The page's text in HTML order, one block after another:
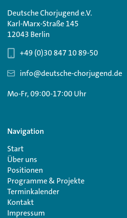
Deutsche Chorjugend e.V.
Karl-Marx-Straße 145
12043 Berlin
+49 (0)30 847 10 89-50
info@deutsche-chorjugend.de
Mo-Fr, 09:00-17:00 Uhr
Navigation
Start
Über uns
Positionen
Programme & Projekte
Terminkalender
Kontakt
Impressum